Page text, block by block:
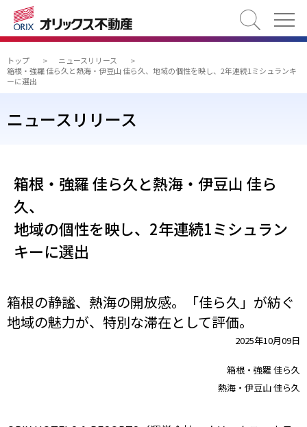
検索
トップ > ニュースリリース
>
箱根・強羅 佳ら久と熱海・伊豆山 佳ら久、地域の個性を映し、2年連続1ミシュランキ
ーに選出
ニュースリリース
箱根・強羅 佳ら久と熱海・伊豆山 佳ら
久、
地域の個性を映し、2年連続1ミシュラン
キーに選出
箱根の静謐、熱海の開放感。「佳ら久」が紡ぐ
地域の魅力が、特別な滞在として評価。
2025年10月09日
箱根・強羅 佳ら久
熱海・伊豆山 佳ら久